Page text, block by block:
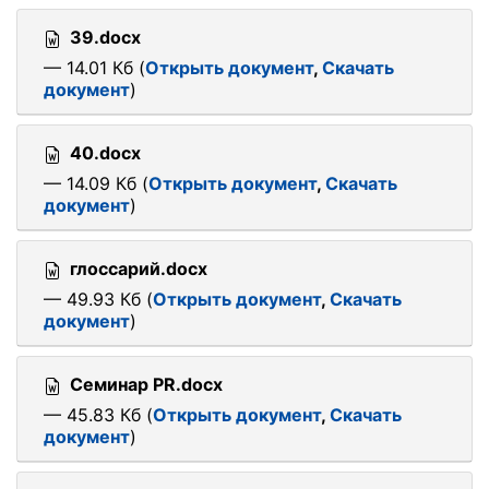
39.docx
— 14.01 Кб (Открыть документ, Скачать
документ)
40.docx
— 14.09 Кб (Открыть документ, Скачать
документ)
глоссарий.docx
— 49.93 Кб (Открыть документ, Скачать
документ)
Семинар PR.docx
— 45.83 Кб (Открыть документ, Скачать
документ)